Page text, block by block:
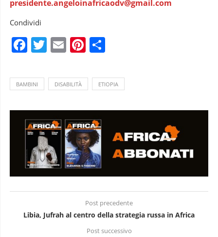
presidente.angeloinafricaodv@gmail.com
Condividi
Facebook
Twitter
EmailPinterest
BAMBINI DISABILITÀ ETIOPIA
Post precedente
Libia, Jufrah al centro della strategia russa in Africa
Post successivo